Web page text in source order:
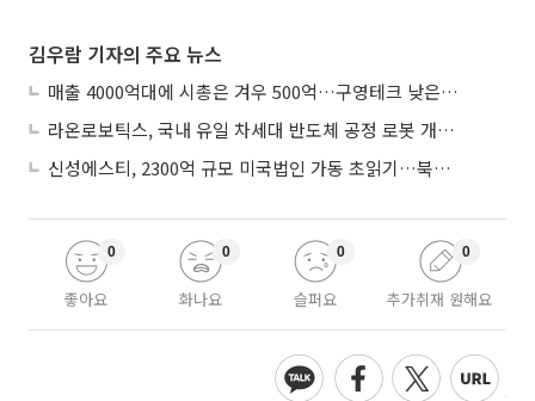
김우람 기자의 주요 뉴스
매출 4000억대에 시총은 겨우 500억…구영테크 낮은 몸값에 저가 승계 마무리
라온로보틱스, 국내 유일 차세대 반도체 공정 로봇 개발 ‘고객사 테스트 진행’
신성에스티, 2300억 규모 미국법인 가동 초읽기…북미 ESS 공략 본격화
좋아요
0
화나요
0
슬퍼요
0
추가취재 원해요
0